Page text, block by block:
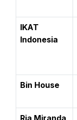
IKAT
Indonesia
Bin House